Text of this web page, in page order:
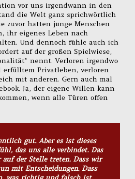
vor uns irgendwann in den
die Welt ganz sprichwörtlich
zuvor hatten junge Menschen
ihr eigenes Leben nach
Und dennoch fühle auch ich
auf der großen Spielwiese,
nennt. Verloren irgendwo
erfülltem Privatleben, verloren
mit anderen. Gern auch mal
Ja, der eigene Willen kann
wenn alle Türen offen
gut. Aber es ist dieses
das uns alle verbindet. Das
auf der Stelle treten. Dass wir
mit Entscheidungen. Dass